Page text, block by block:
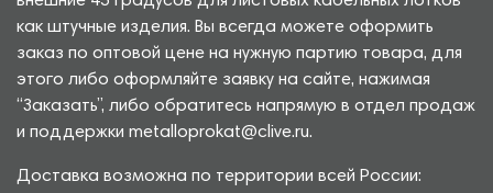
как штучные изделия. Вы всегда можете оформить
заказ по оптовой цене на нужную партию товара, для
этого либо оформляйте заявку на сайте, нажимая
“Заказать”, либо обратитесь напрямую в отдел продаж
и поддержки metalloprokat@clive.ru.
Доставка возможна по территории всей России: